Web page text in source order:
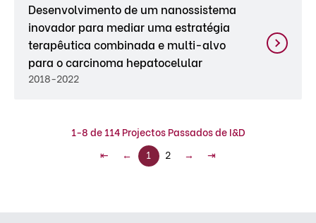
Desenvolvimento de um nanossistema
inovador para mediar uma estratégia
terapêutica combinada e multi-alvo
para o carcinoma hepatocelular
2018-2022
1-8 de 114 Projectos Passados de I&D
⇤
← 1 2 → ⇥